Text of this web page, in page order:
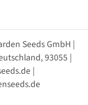
Seeds GmbH |
93055 |
|